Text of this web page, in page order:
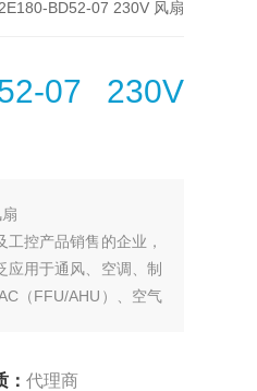
BD52-07 230V 风扇
07 230V
控产品销售的企业，
用于通风、空调、制
（FFU/AHU）、空气
： 代理商